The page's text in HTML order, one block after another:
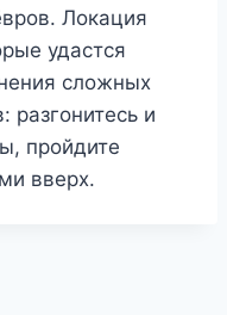
Локация
удастся
сложных
разгонитесь и
пройдите
вверх.